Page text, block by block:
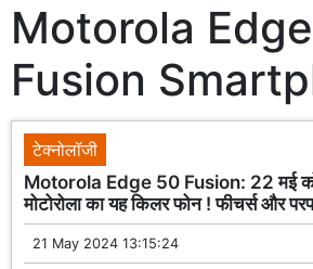
Motorola
Fusion
टेक्नोलॉजी
Motorola Edge 50 Fusion: 22 मई को
मोटोरोला का यह किलर फोन ! फीचर्स और
21 May 2024 13:15:24